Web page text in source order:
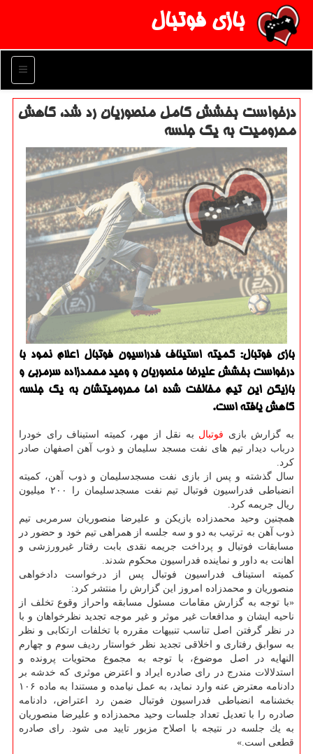
بازی فوتبال
منو
درخواست بخشش كامل منصوریان رد شد، كاهش
محرومیت به یك جلسه
بازی فوتبال: كمیته استیناف فدراسیون فوتبال اعلام نمود با
درخواست بخشش علیرضا منصوریان و وحید محمدزاده سرمربی و
بازیكن این تیم مخالفت شده اما محرومیتشان به یك جلسه
كاهش یافته است.
به گزارش بازی فوتبال به نقل از مهر، كمیته استیناف رای خودرا
درباب دیدار تیم های نفت مسجد سلیمان و ذوب آهن اصفهان صادر
كرد.
سال گذشته و پس از بازی نفت مسجدسلیمان و ذوب آهن، كمیته
انضباطی فدراسیون فوتبال تیم نفت مسجدسلیمان را ۲۰۰ میلیون
ریال جریمه كرد.
همچنین وحید محمدزاده بازیكن و علیرضا منصوریان سرمربی تیم
ذوب آهن به ترتیب به دو و سه جلسه از همراهی تیم خود و حضور در
مسابقات فوتبال و پرداخت جریمه نقدی بابت رفتار غیرورزشی و
اهانت به داور و نماینده فدراسیون محكوم شدند.
كمیته استیناف فدراسیون فوتبال پس از درخواست دادخواهی
منصوریان و محمدزاده امروز این گزارش را منتشر كرد:
«با توجه به گزارش مقامات مسئول مسابقه واحراز وقوع تخلف از
ناحیه ایشان و مدافعات غیر موثر و غیر موجه تجدید نظرخواهان و با
در نظر گرفتن اصل تناسب تنبیهات مقرره با تخلفات ارتكابی و نظر
به سوابق رفتاری و اخلاقی تجدید نظر خواستار ردیف سوم و چهارم
النهایه در اصل موضوع، با توجه به مجموع محتویات پرونده و
استدلالات مندرج در رای صادره ایراد و اعترض موثری كه خدشه بر
دادنامه معترض عنه وارد نماید، به عمل نیامده و مستندا به ماده ۱۰۶
بخشنامه انضباطی فدراسیون فوتبال ضمن رد اعتراض، دادنامه
صادره را با تعدیل تعداد جلسات وحید محمدزاده و علیرضا منصوریان
به یك جلسه در نتیجه با اصلاح مزبور تایید می شود. رای صادره
قطعی است.»